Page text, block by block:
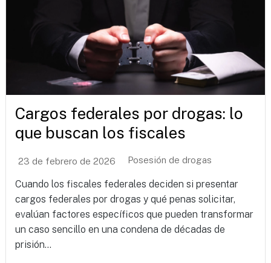
Cargos federales por drogas: lo
que buscan los fiscales
23 de febrero de 2026 Posesión de drogas
Cuando los fiscales federales deciden si presentar
cargos federales por drogas y qué penas solicitar,
evalúan factores específicos que pueden transformar
un caso sencillo en una condena de décadas de
prisión...